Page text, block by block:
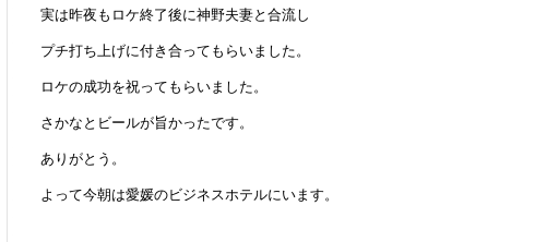
実は昨夜もロケ終了後に神野夫妻と合流し
プチ打ち上げに付き合ってもらいました。
ロケの成功を祝ってもらいました。
さかなとビールが旨かったです。
ありがとう。
よって今朝は愛媛のビジネスホテルにいます。